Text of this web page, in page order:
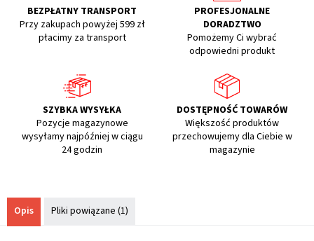
BEZPŁATNY TRANSPORT
Przy zakupach powyżej 599 zł
płacimy za transport
PROFESJONALNE
DORADZTWO
Pomożemy Ci wybrać
odpowiedni produkt
SZYBKA WYSYŁKA
Pozycje magazynowe
wysyłamy najpóźniej w ciągu
24 godzin
DOSTĘPNOŚĆ TOWARÓW
Większość produktów
przechowujemy dla Ciebie w
magazynie
Opis Pliki powiązane (1)